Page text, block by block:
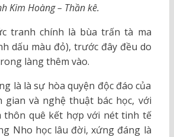
Kim Hoàng – Thần kê.
tranh chính là bùa trấn tà ma
dấu màu đỏ), trước đây đều do
làng thêm vào.
là là sự hòa quyện độc đáo của
gian và nghệ thuật bác học, với
thôn quê kết hợp với nét tinh tế
Nho học lâu đời, xứng đáng là